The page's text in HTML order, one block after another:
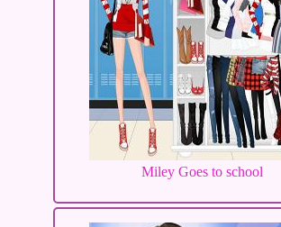
Miley Goes to school